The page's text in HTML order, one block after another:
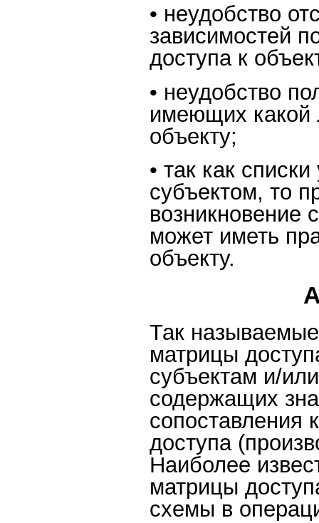
• неудобство
зависимостей
доступа к
• неудобство
имеющих какой
объекту;
• так как
субъектом, то
возникновение
может иметь
объекту.
Так
матрицы
субъектам и/
содержащих
сопоставления
доступа
Наиболее
матрицы
схемы в